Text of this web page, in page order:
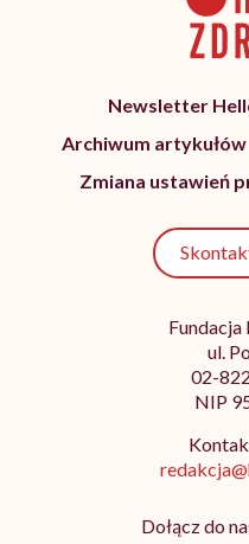
Newsletter
Archiwum artykułów
Zmiana ustawień
ul.
02-
NIP
Dołącz do